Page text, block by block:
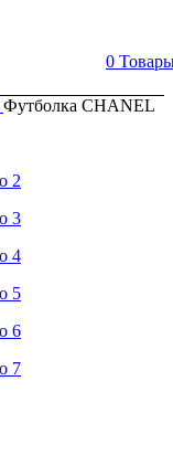
0
Футболка CHANEL